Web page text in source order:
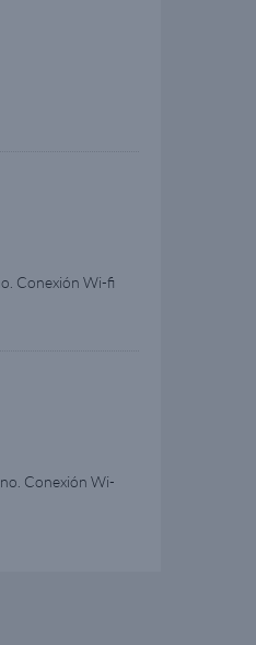
Conexión Wi-fi
Conexión Wi-